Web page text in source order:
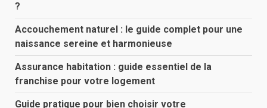
?
Accouchement naturel : le guide complet pour une
naissance sereine et harmonieuse
Assurance habitation : guide essentiel de la
franchise pour votre logement
Guide pratique pour bien choisir votre